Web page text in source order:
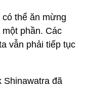
có thể ăn mừng
phần. Các
vẫn phải tiếp tục
Shinawatra đã